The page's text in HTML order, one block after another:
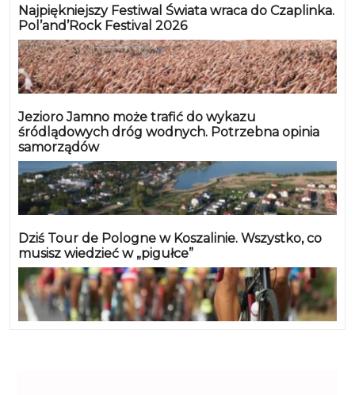
Najpiękniejszy Festiwal Świata wraca do Czaplinka.
Pol’and’Rock Festival 2026
Jezioro Jamno może trafić do wykazu
śródlądowych dróg wodnych. Potrzebna opinia
samorządów
Dziś Tour de Pologne w Koszalinie. Wszystko, co
musisz wiedzieć w „pigułce”